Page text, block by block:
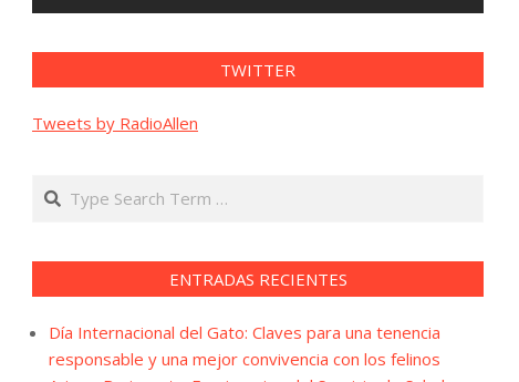
TWITTER
Tweets by RadioAllen
Search
ENTRADAS RECIENTES
Día Internacional del Gato: Claves para una tenencia
responsable y una mejor convivencia con los felinos